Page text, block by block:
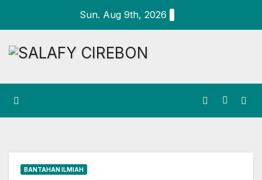
content
Sun. Aug 9th, 2026
BANTAHAN ILMIAH